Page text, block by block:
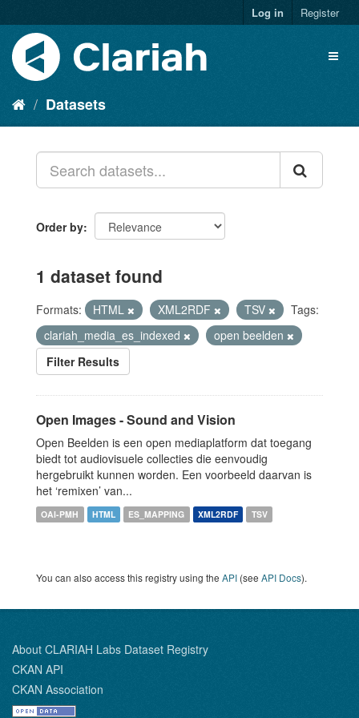
Log in Register
Datasets
Order by
1 dataset found
Formats: HTML XML2RDF TSV
Tags:
clariah_media_es_indexed
open beelden
Filter Results
Open Images - Sound and Vision
Open Beelden is een open mediaplatform dat toegang
biedt tot audiovisuele collecties die eenvoudig
hergebruikt kunnen worden. Een voorbeeld daarvan is
het ‘remixen’ van...
OAI-PMH HTML ES_MAPPING XML2RDF TSV
You can also access this registry using the API (see API Docs).
About CLARIAH Labs Dataset Registry
CKAN API
CKAN Association